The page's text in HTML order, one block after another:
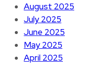
August 2025
July 2025
June 2025
May 2025
April 2025